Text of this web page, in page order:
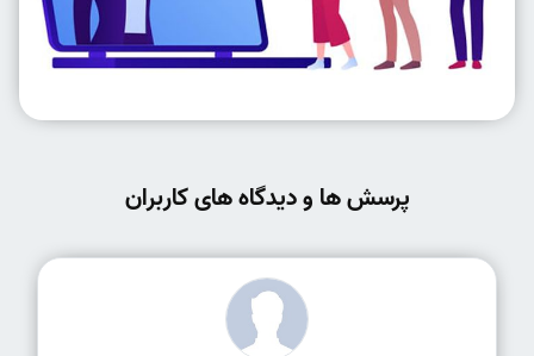
پرسش ها و دیدگاه های کاربران